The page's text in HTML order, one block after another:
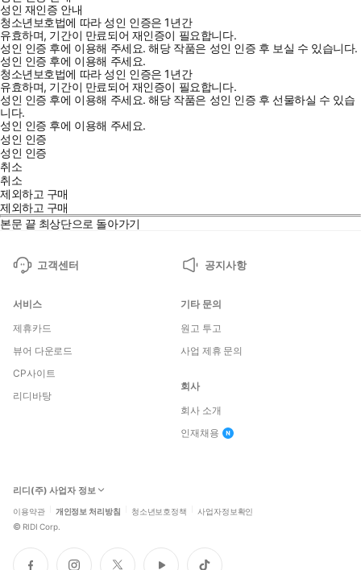
성인 재인증 안내
청소년보호법에 따라 성인 인증은 1년간
유효하며, 기간이 만료되어 재인증이 필요합니다.
성인 인증 후에 이용해 주세요.해당 작품은 성인 인증 후 보실 수 있습니다.
성인 인증 후에 이용해 주세요.
청소년보호법에 따라 성인 인증은 1년간
유효하며, 기간이 만료되어 재인증이 필요합니다.
성인 인증 후에 이용해 주세요.해당 작품은 성인 인증 후 선물하실 수 있습
니다.
성인 인증 후에 이용해 주세요.
성인 인증
성인 인증
취소
취소
제외하고 구매
제외하고 구매
본문 끝 최상단으로 돌아가기
고객센터 공지사항
서비스
제휴카드
뷰어 다운로드
CP사이트
리디바탕
기타 문의
원고 투고
사업 제휴 문의
회사
회사 소개
인재채용
리디(주) 사업자 정보
이용약관 개인정보 처리방침 청소년보호정책 사업자정보확인
© RIDI Corp.